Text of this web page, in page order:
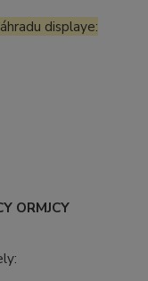
displaye:
ORMJCY